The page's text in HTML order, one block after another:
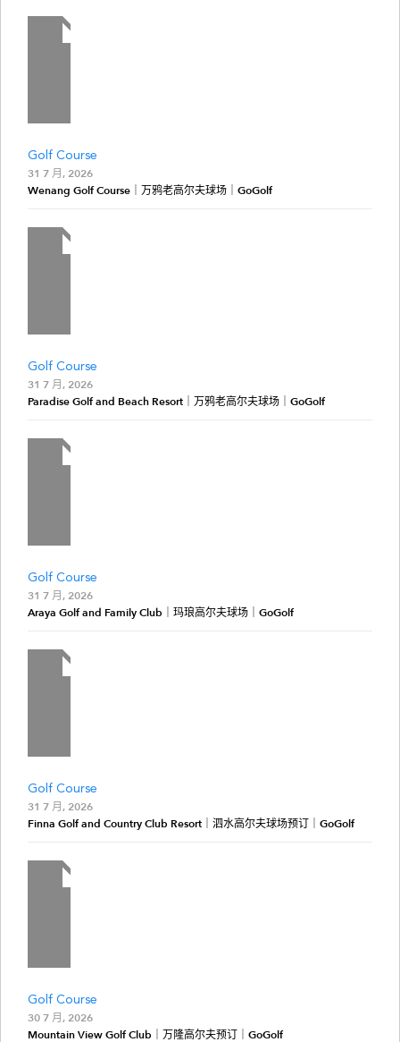
Golf Course
31 7 月, 2026
Wenang Golf Course｜万鸦老高尔夫球场｜GoGolf
Golf Course
31 7 月, 2026
Paradise Golf and Beach Resort｜万鸦老高尔夫球场｜GoGolf
Golf Course
31 7 月, 2026
Araya Golf and Family Club｜玛琅高尔夫球场｜GoGolf
Golf Course
31 7 月, 2026
Finna Golf and Country Club Resort｜泗水高尔夫球场预订｜GoGolf
Golf Course
30 7 月, 2026
Mountain View Golf Club｜万隆高尔夫预订｜GoGolf